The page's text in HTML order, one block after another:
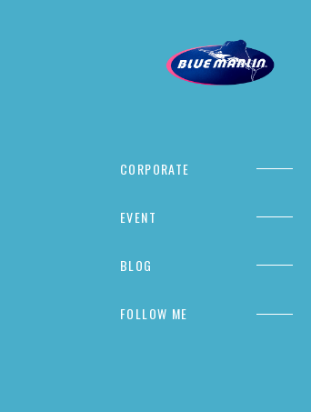
CORPORATE
EVENT
BLOG
FOLLOW ME